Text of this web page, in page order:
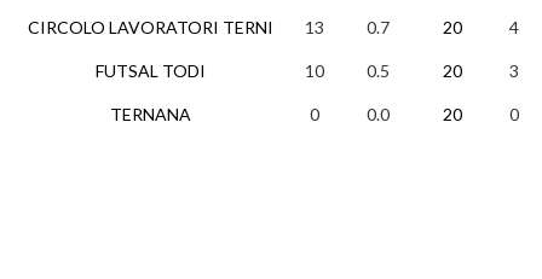
CIRCOLO LAVORATORI TERNI
FUTSAL TODI
TERNANA
13 0.7 20 4
10 0.5 20 3
0 0.0 20 0